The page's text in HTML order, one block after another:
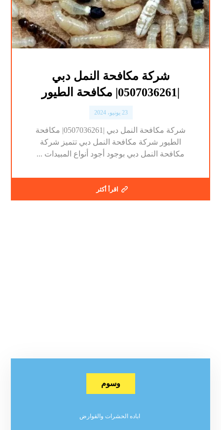
شركة مكافحة النمل دبي
|0507036261| مكافحة الطيور
23 يونيو، 2024
شركة مكافحة النمل دبي |0507036261| مكافحة
الطيور شركة مكافحة النمل دبي تتميز شركة
مكافحة النمل دبي بوجود أجود أنواع المبيدات ...
اقرأ أكثر
وسوم
اباده الحشرات والقوارض